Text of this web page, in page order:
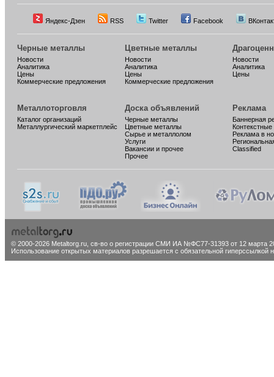
Яндекс-Дзен RSS Twitter Facebook
Черные металлы
Новости
Аналитика
Цены
Коммерческие предложения
Цветные металлы
Новости
Аналитика
Цены
Коммерческие предложения
Новости
Аналитика
Цены
Металлоторговля
Каталог организаций
Металлургический маркетплейс
Доска объявлений
Черные металлы
Цветные металлы
Сырье и металлолом
Услуги
Вакансии и прочее
Прочее
Реклама
Баннерная
Реклама в
Classified
© 2000-2026 Metaltorg.ru, св-во о регистрации СМИ ИА №ФС77-31393 от 12 марта
Использование открытых материалов разрешается с обязательной гиперссылкой